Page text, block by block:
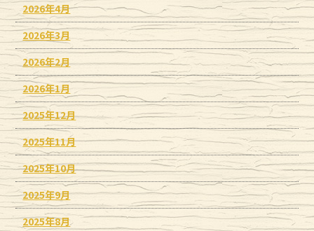
2026年4月
2026年3月
2026年2月
2026年1月
2025年12月
2025年11月
2025年10月
2025年9月
2025年8月